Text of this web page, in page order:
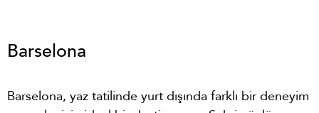
Barselona
Barselona, yaz tatilinde yurt dışında farklı bir deneyim